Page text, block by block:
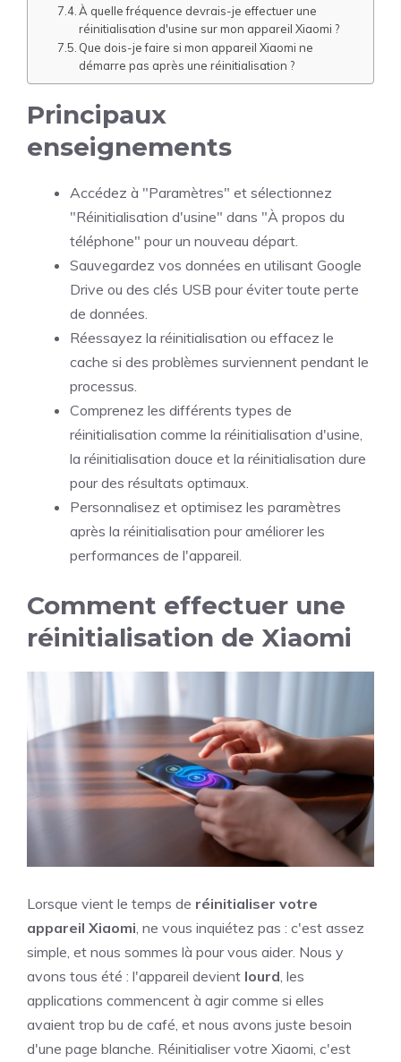
À quelle fréquence devrais-je effectuer une
réinitialisation d'usine sur mon appareil Xiaomi ?
Que dois-je faire si mon appareil Xiaomi ne
démarre pas après une réinitialisation ?
Principaux
enseignements
Accédez à "Paramètres" et sélectionnez
"Réinitialisation d'usine" dans "À propos du
téléphone" pour un nouveau départ.
Sauvegardez vos données en utilisant Google
Drive ou des clés USB pour éviter toute perte
de données.
Réessayez la réinitialisation ou effacez le
cache si des problèmes surviennent pendant le
processus.
Comprenez les différents types de
réinitialisation comme la réinitialisation d'usine,
la réinitialisation douce et la réinitialisation dure
pour des résultats optimaux.
Personnalisez et optimisez les paramètres
après la réinitialisation pour améliorer les
performances de l'appareil.
Comment effectuer une
réinitialisation de Xiaomi
Lorsque vient le temps de réinitialiser votre
appareil Xiaomi , ne vous inquiétez pas : c'est assez
simple, et nous sommes là pour vous aider. Nous y
avons tous été : l'appareil devient lourd , les
applications commencent à agir comme si elles
avaient trop bu de café, et nous avons juste besoin
d'une page blanche. Réinitialiser votre Xiaomi, c'est